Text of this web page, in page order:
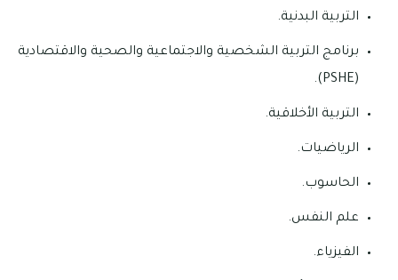
التربية البدنية.
برنامج التربية الشخصية والاجتماعية والصحية والاقتصادية
(PSHE).
التربية الأخلاقية.
الرياضيات.
الحاسوب.
علم النفس.
الفيزياء.